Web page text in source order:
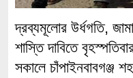
দ্রব্যমূলোর উর্ধগতি,
শাস্তি দাবিতে
সকালে চাঁপাইনবাবগঞ্জ